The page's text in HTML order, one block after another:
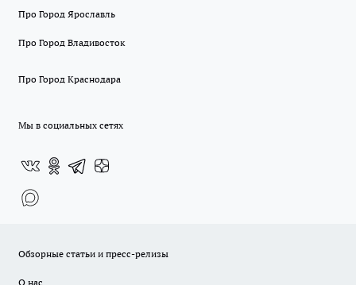
Про Город Ярославль
Про Город Владивосток
Про Город Краснодара
Мы в социальных сетях
Обзорные статьи и пресс-релизы
О нас